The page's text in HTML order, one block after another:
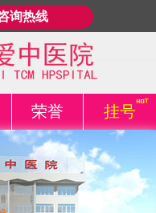
询热线
荣誉 挂号